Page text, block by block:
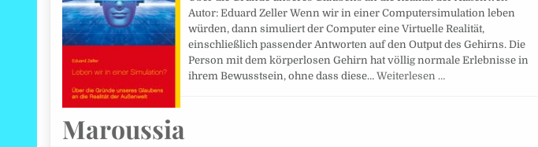
Autor: Eduard Zeller Wenn wir in einer Computersimulation leben
würden, dann simuliert der Computer eine Virtuelle Realität,
einschließlich passender Antworten auf den Output des Gehirns. Die
Person mit dem körperlosen Gehirn hat völlig normale Erlebnisse in
ihrem Bewusstsein, ohne dass diese…Weiterlesen …
Maroussia